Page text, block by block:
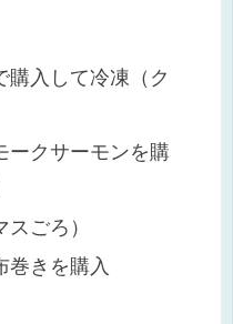
購入して冷凍（ク
ークサーモンを購
ごろ）
巻きを購入